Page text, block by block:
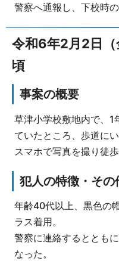
警察へ通報し、下校時
令和6年2月2日
頃
事案の概要
草津小学校敷地内で、1
ていたところ、歩道に
スマホで写真を撮り徒
犯人の特徴・その
年齢40代以上、黒色の
ラス着用。
警察に連絡するととも
なった。